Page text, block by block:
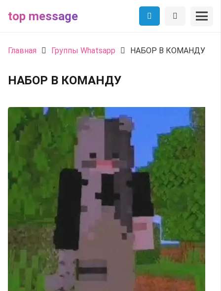
top message
Главная Группы Whatsapp НАБОР В КОМАНДУ
НАБОР В КОМАНДУ